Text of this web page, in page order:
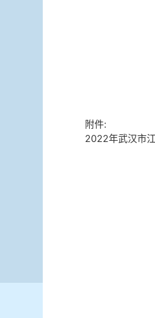
附件:
2022年武汉市